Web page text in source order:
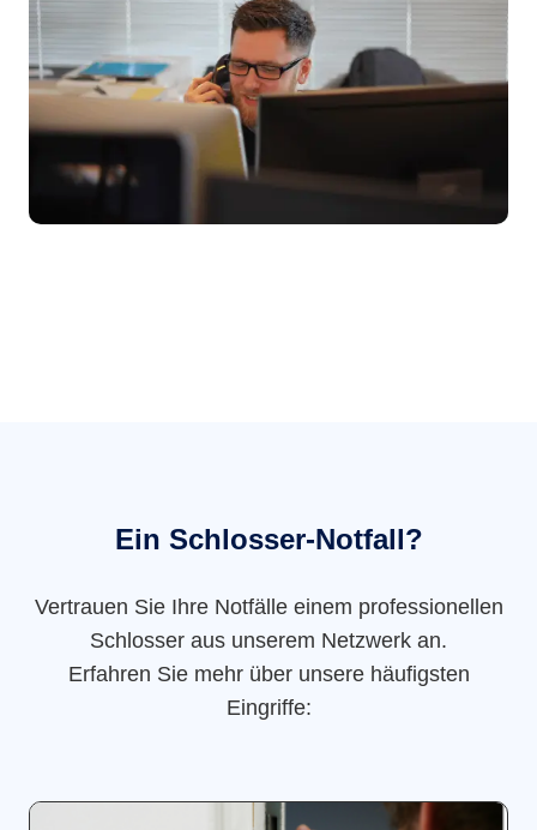
Ein Schlosser-Notfall?
Vertrauen Sie Ihre Notfälle einem professionellen
Schlosser aus unserem Netzwerk an.
Erfahren Sie mehr über unsere häufigsten
Eingriffe: